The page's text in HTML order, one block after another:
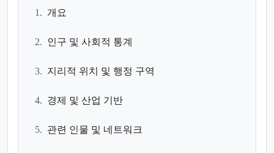
1. 개요
2. 인구 및 사회적 통계
3. 지리적 위치 및 행정 구역
4. 경제 및 산업 기반
5. 관련 인물 및 네트워크